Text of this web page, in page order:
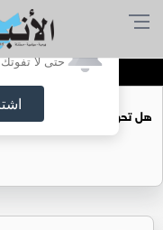
حتى لا تفوتك
هل غاز
الأردن ؟